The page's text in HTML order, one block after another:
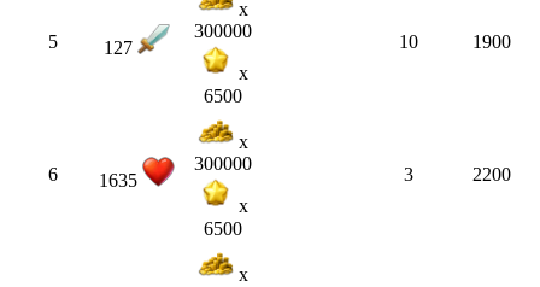
5 127
x
300000
x
6500
10 1900
6 1635
x
300000
x
6500
3 2200
x